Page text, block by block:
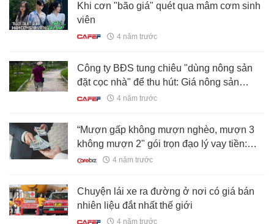
Khi cơn "bão giá" quét qua mâm cơm sinh
viên
4 năm trước
Công ty BĐS tung chiêu "dùng nông sản
đặt cọc nhà" để thu hút: Giá nông sản
được trả cao gấp 5 lần, người dân mang
4 năm trước
“Mượn gấp không mượn nghèo, mượn 3
không mượn 2" gói trọn đạo lý vay tiền:
Đừng để mất tiền, mất luôn cả bạn!
4 năm trước
Chuyện lái xe ra đường ở nơi có giá bán
nhiên liệu đắt nhất thế giới
4 năm trước